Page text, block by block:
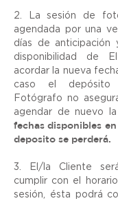
2. La sesión de
agendada por una
días de
disponibilidad de
acordar la nueva
caso el depósito
Fotógrafo no
agendar de nuevo la
fechas disponibles
deposito se perderá.
3. El/la Cliente
cumplir con el
sesión, ésta podrá